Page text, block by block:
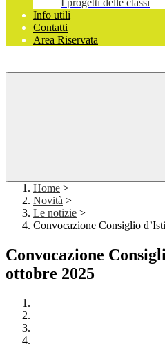
I progetti delle classi
Info utili
Contatti
Area Riservata
Home >
Novità >
Le notizie >
Convocazione Consiglio
Convocazione
ottobre 2025